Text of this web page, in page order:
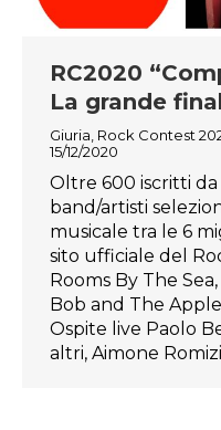
RC2020
La grande
Giuria Rock Contest
15/12/2020
Oltre 600 iscritti
band/artisti
musicale tra le 6
sito ufficiale del
Rooms By The
Bob and The
Ospite live Paolo
altri, Aimone